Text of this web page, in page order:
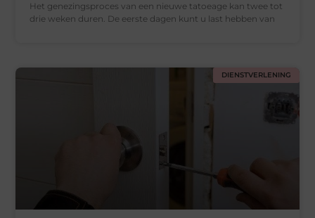
Het genezingsproces van een nieuwe tatoeage kan twee tot
drie weken duren. De eerste dagen kunt u last hebben van
DIENSTVERLENING